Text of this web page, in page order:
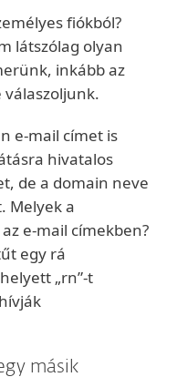
fiókból?
látszólag olyan
inkább az
e-mail címet is
hivatalos
de a domain neve
Melyek a
e-mail címekben?
egy rá
„rn”-t
másik